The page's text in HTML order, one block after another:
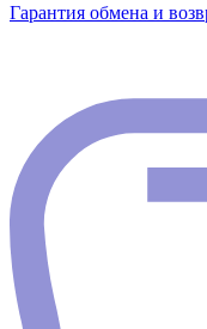
Гарантия обмена и